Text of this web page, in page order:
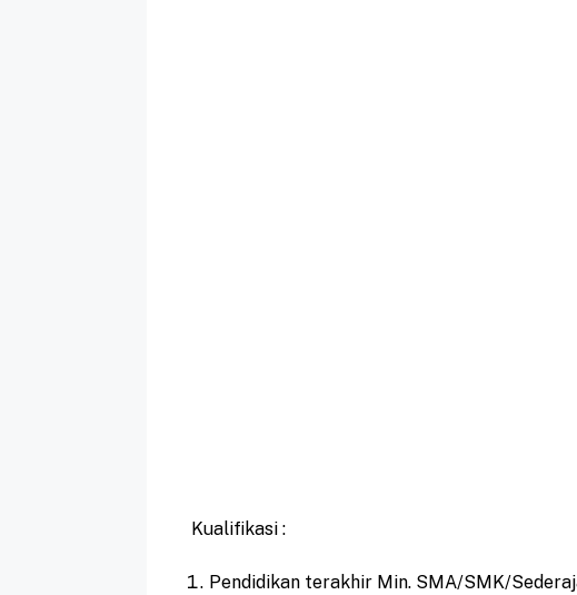
Kualifikasi :
Pendidikan terakhir Min. SMA/SMK/